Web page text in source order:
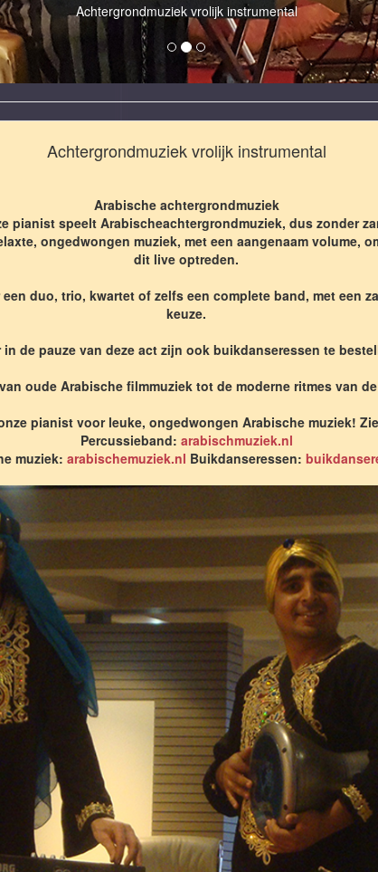
Achtergrondmuziek vrolijk instrumental
Achtergrondmuziek vrolijk instrumental
Arabische achtergrondmuziek
pianist speelt Arabischeachtergrondmuziek, dus zonder
ongedwongen muziek, met een aangenaam volume,
dit live optreden.
duo, trio, kwartet of zelfs een complete band, met een
keuze.
in de pauze van deze act zijn ook buikdanseressen te
oude Arabische filmmuziek tot de moderne ritmes van
pianist voor leuke, ongedwongen Arabische muziek!
Percussieband: arabischmuziek.nl
muziek: arabischemuziek.nl Buikdanseressen: